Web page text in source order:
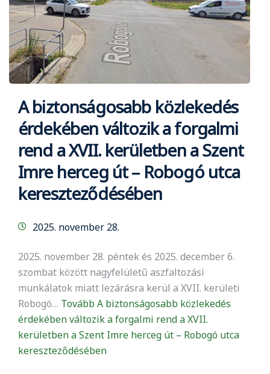
A biztonságosabb közlekedés
érdekében változik a forgalmi
rend a XVII. kerületben a Szent
Imre herceg út – Robogó utca
kereszteződésében
2025. november 28.
2025. november 28. péntek és 2025. december 6.
szombat között nagyfelületű aszfaltozási
munkálatok miatt lezárásra kerül a XVII. kerületi
Robogó… Tovább A biztonságosabb közlekedés
érdekében változik a forgalmi rend a XVII.
kerületben a Szent Imre herceg út – Robogó utca
kereszteződésében